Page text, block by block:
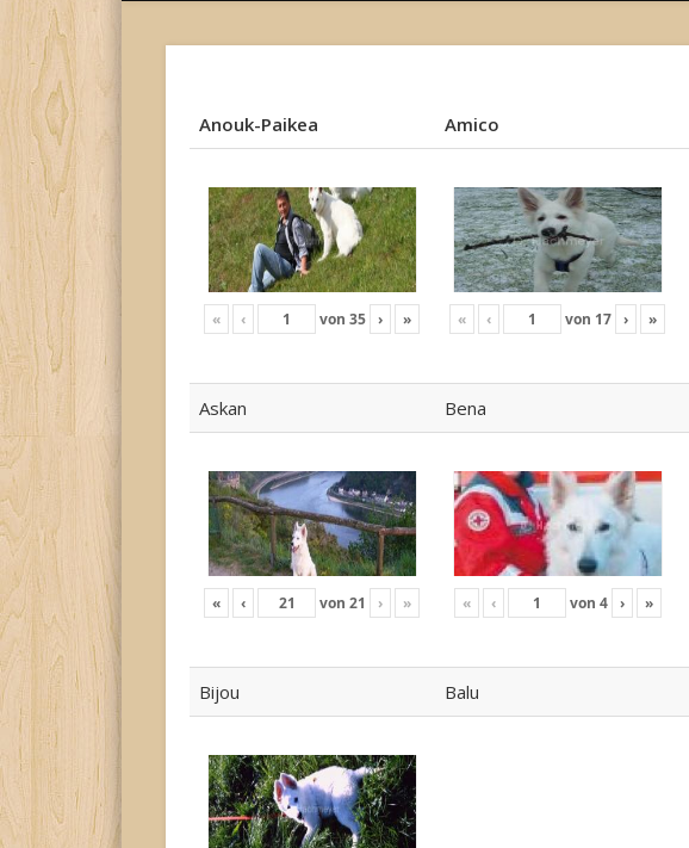
Anouk-Paikea
Amico
« ‹ von35 › » « ‹ von 17 › »
Askan Bena
« ‹ von21 › » « ‹ von 4 › »
Bijou Balu